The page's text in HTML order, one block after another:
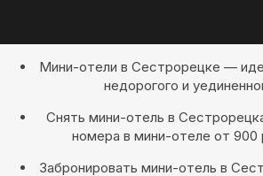
Мини-отели в Сестрорецке —
недорогого и
Снять мини-отель в
номера в мини-отеле от 900
Забронировать мини-отель в